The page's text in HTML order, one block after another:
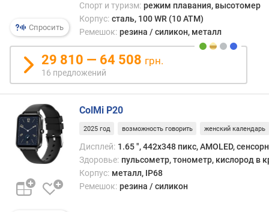
б
л
а
т
а
в
с
т
р
о
н
н
Спросить
Спорт и туризм: режим плавания, высотомер
Корпус: сталь, 100 WR (10 ATM)
Ремешок: резина / силикон, металл
29 810 — 64 508 грн.
16 предложений
ColMi P20
2025 год возможность говорить женский календарь
Дисплей: 1.65 ", 442x348 пикс, AMOLED,
Здоровье: пульсометр, тонометр, кислород в
Корпус: металл, IP68
Ремешок: резина / силикон